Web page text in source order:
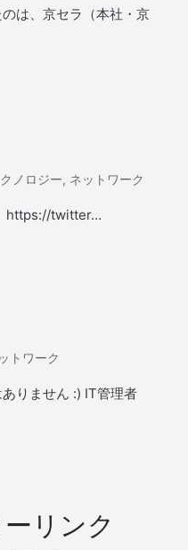
は、京セラ（本社・京
ノロジー, ネットワーク
https://twitter…
トワーク
りません :) IT管理者
リンク